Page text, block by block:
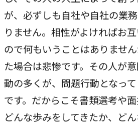
お知らせ
BLOG
ブログ
が、必ずしも自社や自社の業
りません。相性がよければお
ので何もいうことはありませ
た場合は悲惨です。その人が
動の多くが、問題行動となっ
です。だからこそ書類選考や
どんな歩みをしてきたか、ど